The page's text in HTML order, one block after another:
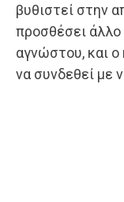
βυθιστεί στην
προσθέσει
αγνώστου, και ο
να συνδεθεί με